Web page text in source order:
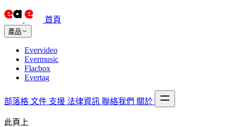
首頁
產品
Evervideo
Evermusic
Flacbox
Evertag
部落格 文件 支援 法律資訊 聯絡我們 關於
此頁上